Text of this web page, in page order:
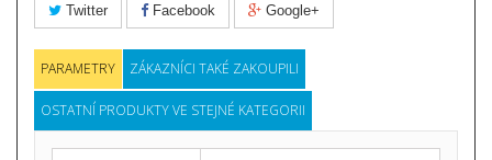
Twitter Facebook Google+
PARAMETRY ZÁKAZNÍCI TAKÉ ZAKOUPILI
OSTATNÍ PRODUKTY VE STEJNÉ KATEGORII